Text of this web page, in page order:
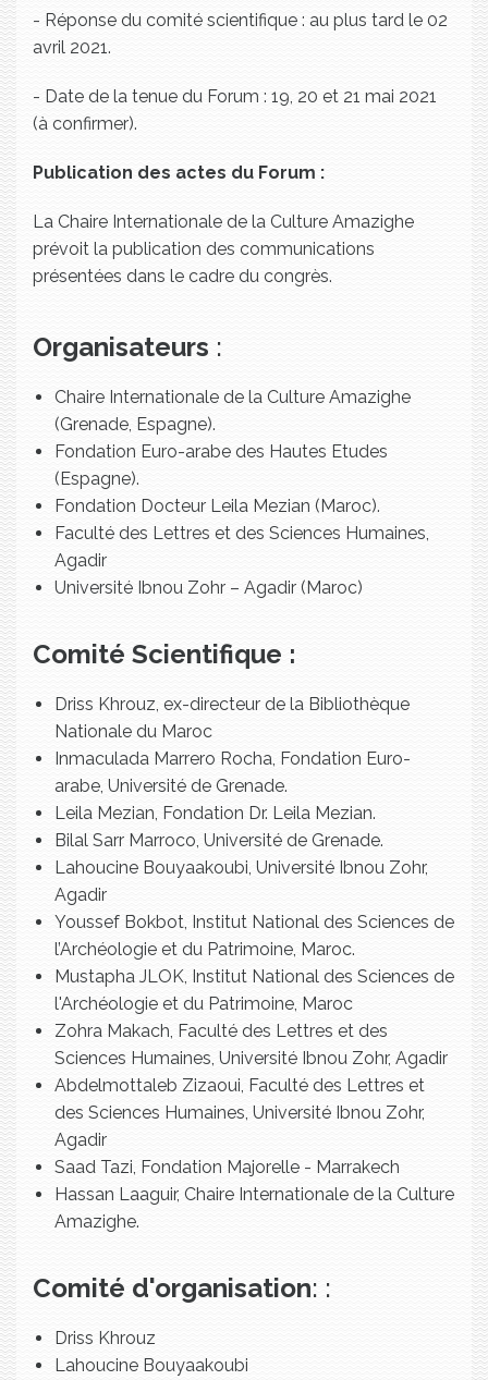
- Réponse du comité scientifique : au plus tard le 02
avril 2021.
- Date de la tenue du Forum : 19, 20 et 21 mai 2021
(à confirmer).
Publication des actes du Forum :
La Chaire Internationale de la Culture Amazighe
prévoit la publication des communications
présentées dans le cadre du congrès.
Organisateurs :
Chaire Internationale de la Culture Amazighe
(Grenade, Espagne).
Fondation Euro-arabe des Hautes Etudes
(Espagne).
Fondation Docteur Leila Mezian (Maroc).
Faculté des Lettres et des Sciences Humaines,
Agadir
Université Ibnou Zohr – Agadir (Maroc)
Comité Scientifique :
Driss Khrouz, ex-directeur de la Bibliothèque
Nationale du Maroc
Inmaculada Marrero Rocha, Fondation Euro-
arabe, Université de Grenade.
Leila Mezian, Fondation Dr. Leila Mezian.
Bilal Sarr Marroco, Université de Grenade.
Lahoucine Bouyaakoubi, Université Ibnou Zohr,
Agadir
Youssef Bokbot, Institut National des Sciences de
l’Archéologie et du Patrimoine, Maroc.
Mustapha JLOK, Institut National des Sciences de
l'Archéologie et du Patrimoine, Maroc
Zohra Makach, Faculté des Lettres et des
Sciences Humaines, Université Ibnou Zohr, Agadir
Abdelmottaleb Zizaoui, Faculté des Lettres et
des Sciences Humaines, Université Ibnou Zohr,
Agadir
Saad Tazi, Fondation Majorelle - Marrakech
Hassan Laaguir, Chaire Internationale de la Culture
Amazighe.
Comité d'organisation: :
Driss Khrouz
Lahoucine Bouyaakoubi